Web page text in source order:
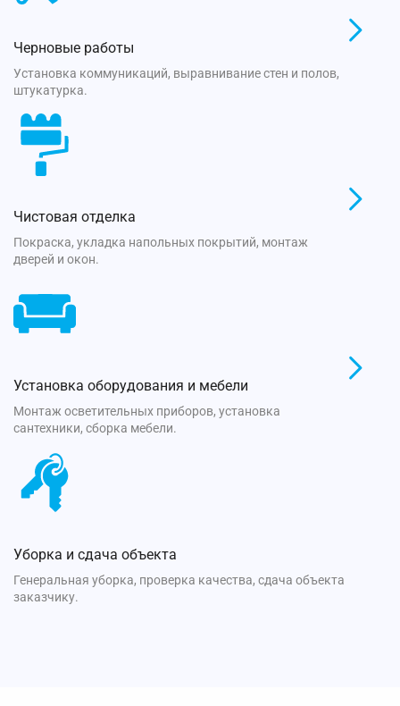
Черновые работы
Установка коммуникаций, выравнивание стен и полов,
штукатурка.
Чистовая отделка
Покраска, укладка напольных покрытий, монтаж
дверей и окон.
Установка оборудования и мебели
Монтаж осветительных приборов, установка
сантехники, сборка мебели.
Уборка и сдача объекта
Генеральная уборка, проверка качества, сдача объекта
заказчику.